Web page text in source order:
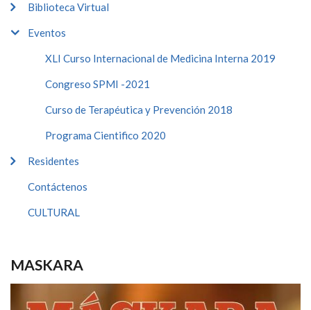
Biblioteca Virtual
Eventos
XLI Curso Internacional de Medicina Interna 2019
Congreso SPMI -2021
Curso de Terapéutica y Prevención 2018
Programa Cientifico 2020
Residentes
Contáctenos
CULTURAL
MASKARA